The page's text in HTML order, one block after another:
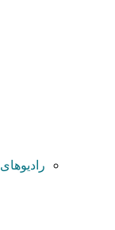
رادیوهای MikroWan